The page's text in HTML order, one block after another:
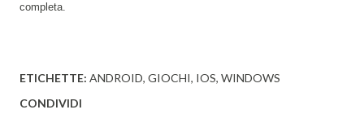
completa.
ETICHETTE: ANDROID GIOCHI IOS WINDOWS
CONDIVIDI